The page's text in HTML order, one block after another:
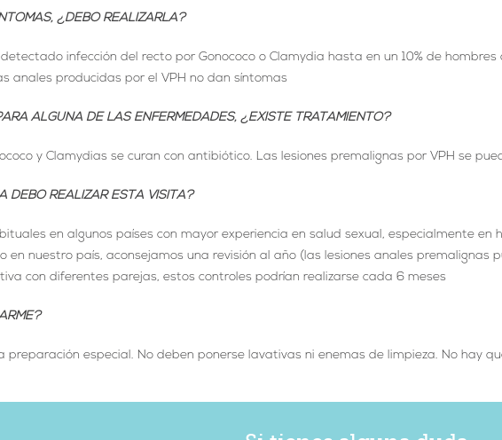
¿DEBO REALIZARLA?
infección del recto por Gonococo o Clamydia hasta en un 10% de
anales producidas por el VPH no dan síntomas
ALGUNA DE LAS ENFERMEDADES, ¿EXISTE TRATAMIENTO?
y Clamydias se curan con antibiótico. Las lesiones premalignas por VPH se
DEBO REALIZAR ESTA VISITA?
en algunos países con mayor experiencia en salud sexual, especialmente
en nuestro país, aconsejamos una revisión al año (las lesiones anales
con diferentes parejas, estos controles podrían realizarse cada 6 meses
preparación especial. No deben ponerse lavativas ni enemas de limpieza. No hay